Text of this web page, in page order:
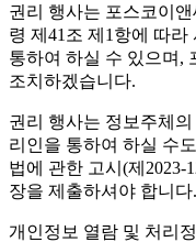
권리 행사는 포스코이
령 제41조 제1항에 따
통하여 하실 수 있으며,
조치하겠습니다.
권리 행사는 정보주체
리인을 통하여 하실 수
법에 관한 고시(제2023-
장을 제출하셔야 합니다.
개인정보 열람 및 처리